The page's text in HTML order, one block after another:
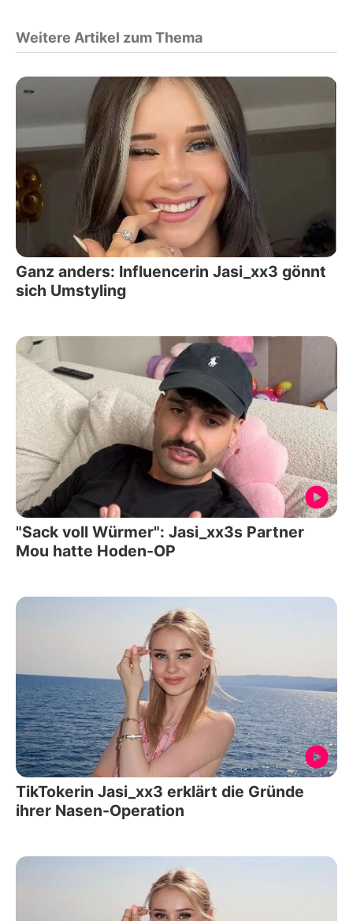
Weitere Artikel zum Thema
Ganz anders: Influencerin Jasi_xx3 gönnt
sich Umstyling
"Sack voll Würmer": Jasi_xx3s Partner
Mou hatte Hoden-OP
TikTokerin Jasi_xx3 erklärt die Gründe
ihrer Nasen-Operation